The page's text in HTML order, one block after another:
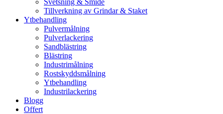
Svetsning & Smide
Tillverkning av Grindar & Staket
Ytbehandling
Pulvermålning
Pulverlackering
Sandblästring
Blästring
Industrimålning
Rostskyddsmålning
Ytbehandling
Industrilackering
Blogg
Offert